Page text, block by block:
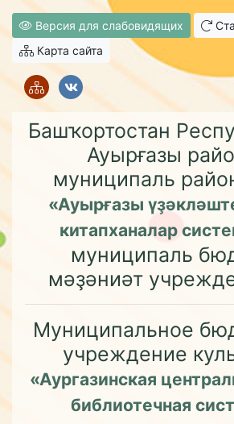
Версия для слабовидящих
Карта сайта
Башҡортостан
Ауырғазы
муниципаль
«Ауырғазы
китапханалар
муниципаль
мәҙәниәт
Муниципальное
учреждение
«Аургазинская
библиотечная